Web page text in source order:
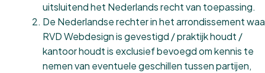
uitsluitend het Nederlands recht van toepassing.
De Nederlandse rechter in het arrondissement
RVD Webdesign is gevestigd / praktijk houdt /
kantoor houdt is exclusief bevoegd om kennis te
nemen van eventuele geschillen tussen partijen,